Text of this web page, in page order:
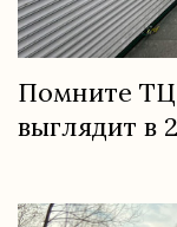
Помните ТЦ
выглядит в